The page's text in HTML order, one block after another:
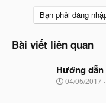
Bạn phải đăng
Bài viết liên quan
Hướng dẫn
N
04/05/2017